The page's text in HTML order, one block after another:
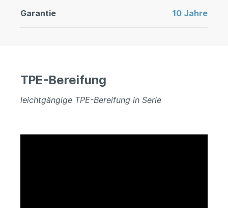
Garantie 10 Jahre
TPE-Bereifung
leichtgängige TPE-Bereifung in Serie